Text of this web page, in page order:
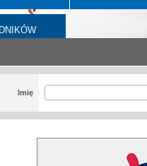
Imię